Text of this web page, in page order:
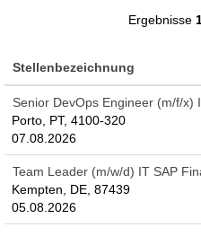
Ergebnisse
Stellenbezeichnung
Senior DevOps Engineer (m/f/x)
Porto, PT, 4100-320
07.08.2026
Team Leader (m/w/d) IT SAP
Kempten, DE, 87439
05.08.2026